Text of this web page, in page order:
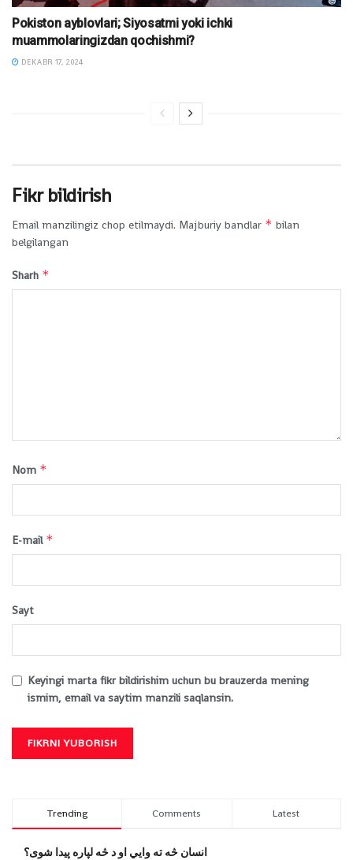
Pokiston ayblovlari; Siyosatmi yoki ichki
muammolaringizdan qochishmi?
DEKABR 17, 2024
Fikr bildirish
Email manzilingiz chop etilmaydi. Majburiy bandlar * bilan
belgilangan
Sharh *
Nom *
E-mail *
Sayt
Keyingi marta fikr bildirishim uchun bu brauzerda mening
ismim, email va saytim manzili saqlansin.
Trending Comments Latest
انسان څه ته وایي او د څه لپاره پیدا شوی؟